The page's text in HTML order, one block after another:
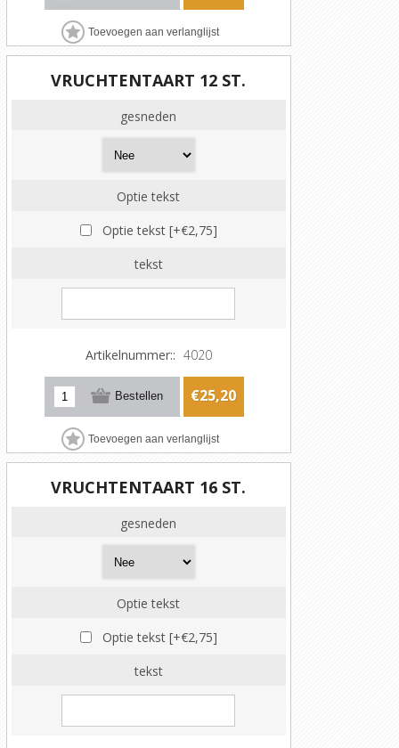
VRUCHTENTAART 12 ST.
gesneden
Optie tekst
Optie tekst [+€2,75]
tekst
Artikelnummer:: 4020
€25,20
VRUCHTENTAART 16 ST.
gesneden
Optie tekst
Optie tekst [+€2,75]
tekst